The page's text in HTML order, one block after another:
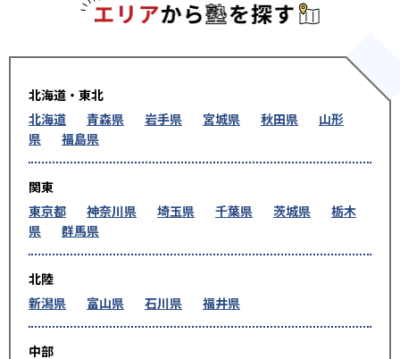
北海道・東北
北海道
青森県 岩手県 宮城県 秋田県
山形
県
福島県
関東
東京都
神奈川県 埼玉県 千葉県 茨城県
栃木
県
群馬県
北陸
新潟県
富山県 石川県 福井県
中部